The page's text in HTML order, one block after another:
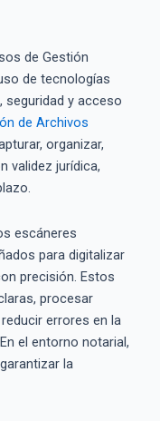
de Gestión
de tecnologías
seguridad y acceso
de Archivos
organizar,
validez jurídica,
escáneres
para digitalizar
precisión. Estos
procesar
errores en la
el entorno notarial,
la